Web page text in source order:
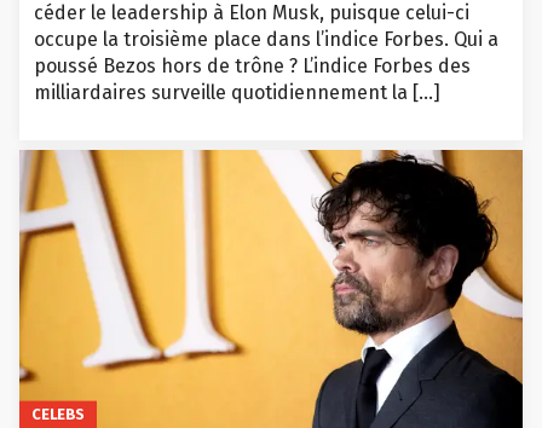
céder le leadership à Elon Musk, puisque celui-ci
occupe la troisième place dans l’indice Forbes. Qui a
poussé Bezos hors de trône ? L’indice Forbes des
milliardaires surveille quotidiennement la […]
CELEBS